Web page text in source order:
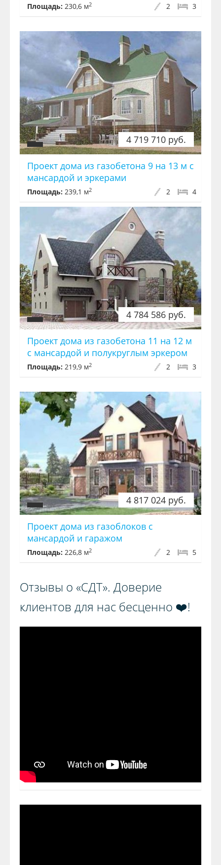
Площадь: 230,6 м2 3
2
4 719 710 руб.
Проект дома из газобетона 9 на 13 м с
мансардой и эркерами
Площадь: 239,1 м2 4
2
4 784 586 руб.
Проект дома из газобетона 11 на 12 м
с мансардой и полукруглым эркером
Площадь: 219,9 м2 3
2
4 817 024 руб.
Проект дома из газоблоков с
мансардой и гаражом
Площадь: 226,8 м2 5
2
Отзывы о «СДТ». Доверие
клиентов для нас бесценно ❤️!